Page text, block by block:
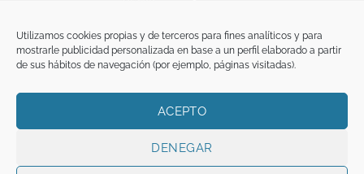
Utilizamos cookies propias y de terceros para fines analíticos y para
mostrarle publicidad personalizada en base a un perfil elaborado a partir
de sus hábitos de navegación (por ejemplo, páginas visitadas).
ACEPTO
DENEGAR
TÉRMINOS Y CONDICIONES
Copyright 2026 ©FunciFUNCI es titular de los derechos de propiedad